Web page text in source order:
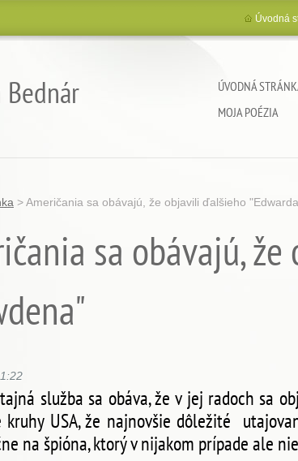
Bednár ÚVODNÁ
MOJA POÉZIA
Úvodná
>Američania sa obávajú, že objavili ďalšieho
sa obávajú,
služba sa obáva, že v jej radoch sa
USA, že najnovšie dôležité
na špióna, ktorý v nijakom prípade ale